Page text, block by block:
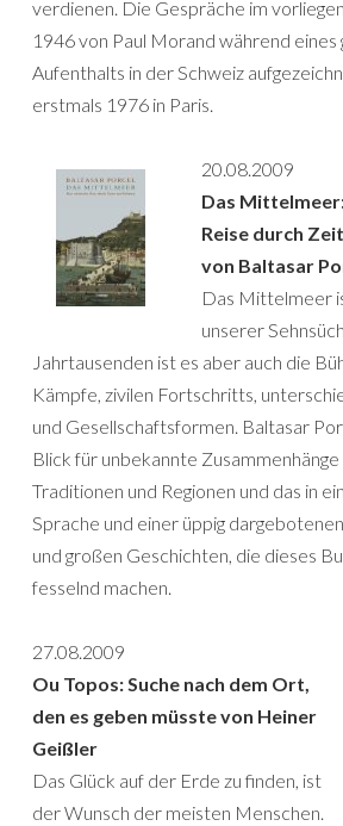
verdienen. Die Gespräche im
1946 von Paul Morand während eines
Aufenthalts in der Schweiz
erstmals 1976 in Paris.
20.08.2009
Das
Reise durch
von Baltasar
Das Mittelmeer
unserer
Jahrtausenden ist es aber auch die
Kämpfe, zivilen Fortschritts,
und Gesellschaftsformen. Baltasar
Blick für unbekannte
Traditionen und Regionen und das in
Sprache und einer üppig
und großen Geschichten, die dieses
fesselnd machen.
27.08.2009
Ou Topos: Suche nach dem Ort,
den es geben müsste von Heiner
Geißler
Das Glück auf der Erde zu finden, ist
der Wunsch der meisten Menschen.